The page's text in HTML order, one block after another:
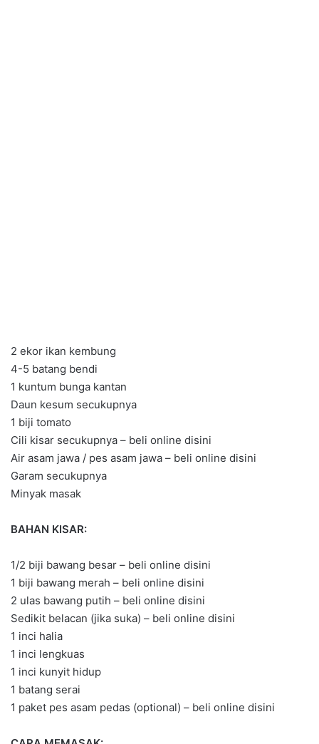
2 ekor ikan kembung
4-5 batang bendi
1 kuntum bunga kantan
Daun kesum secukupnya
1 biji tomato
Cili kisar secukupnya – beli online disini
Air asam jawa / pes asam jawa – beli online disini
Garam secukupnya
Minyak masak
BAHAN KISAR:
1/2 biji bawang besar – beli online disini
1 biji bawang merah – beli online disini
2 ulas bawang putih – beli online disini
Sedikit belacan (jika suka) – beli online disini
1 inci halia
1 inci lengkuas
1 inci kunyit hidup
1 batang serai
1 paket pes asam pedas (optional) – beli online disini